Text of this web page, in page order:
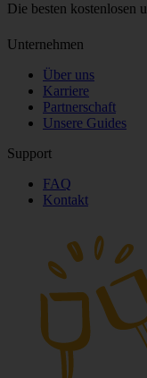
Die besten kostenlosen
Unternehmen
Über uns
Karriere
Partnerschaft
Unsere Guides
Support
FAQ
Kontakt